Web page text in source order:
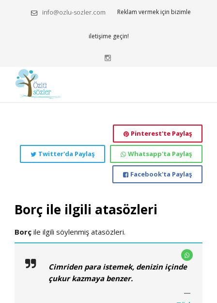
info@ozlu-sozler.com Reklam vermek için bizimle
iletişime geçin!
Pinterest'te Paylaş
Whatsapp'ta Paylaş
Twitter'da Paylaş
Facebook'ta Paylaş
Borç ile ilgili atasözleri
Borç ile ilgili söylenmiş atasözleri.
Cimriden para istemek, denizin içinde
çukur kazmaya benzer.